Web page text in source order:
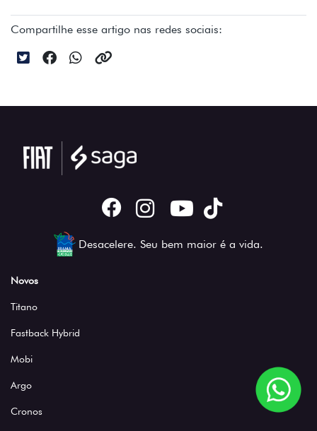
Compartilhe esse artigo nas redes sociais:
Desacelere. Seu bem maior é a vida.
Novos
Titano
Fastback Hybrid
Mobi
Argo
Cronos